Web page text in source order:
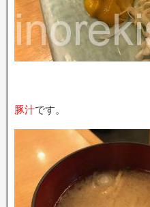
豚汁です。